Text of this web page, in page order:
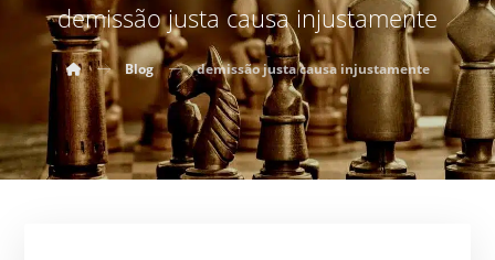
demissão justa causa injustamente
Blog demissão justa causa injustamente